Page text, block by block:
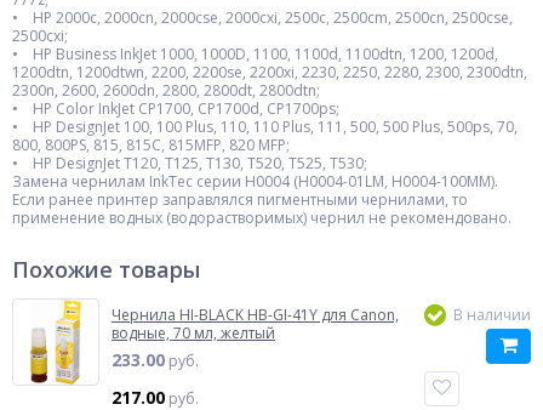
• HP 2000c, 2000cn, 2000cse, 2000cxi, 2500c, 2500cm, 2500cn, 2500cse,
2500cxi;
• HP Business InkJet 1000, 1000D, 1100, 1100d, 1100dtn, 1200, 1200d,
1200dtn, 1200dtwn, 2200, 2200se, 2200xi, 2230, 2250, 2280, 2300, 2300dtn,
2300n, 2600, 2600dn, 2800, 2800dt, 2800dtn;
• HP Color InkJet CP1700, CP1700d, CP1700ps;
• HP DesignJet 100, 100 Plus, 110, 110 Plus, 111, 500, 500 Plus, 500ps, 70,
800, 800PS, 815, 815C, 815MFP, 820 MFP;
• HP DesignJet T120, T125, T130, T520, T525, T530;
Замена чернилам InkTec серии H0004 (H0004-01LM, H0004-100MM).
Если ранее принтер заправлялся пигментными чернилами, то
применение водных (водорастворимых) чернил не рекомендовано.
Похожие товары
Чернила HI-BLACK HB-GI-41Y для Canon,
водные, 70 мл, желтый
233.00 руб.
217.00 руб.
В наличии